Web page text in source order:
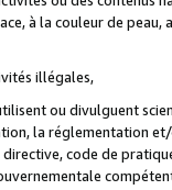
à la couleur de
illégales,
ou divulguent
la réglementation
code de